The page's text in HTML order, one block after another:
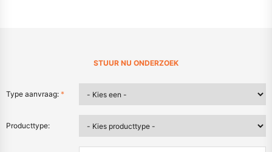
STUUR NU ONDERZOEK
Type aanvraag: *
Producttype: